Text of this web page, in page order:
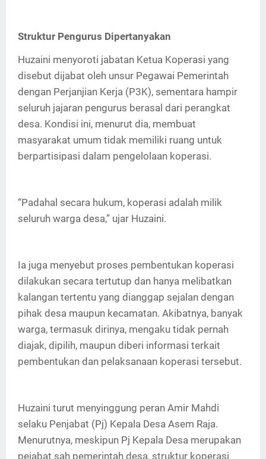
Struktur Pengurus Dipertanyakan
Huzaini menyoroti jabatan Ketua Koperasi yang
disebut dijabat oleh unsur Pegawai Pemerintah
dengan Perjanjian Kerja (P3K), sementara hampir
seluruh jajaran pengurus berasal dari perangkat
desa. Kondisi ini, menurut dia, membuat
masyarakat umum tidak memiliki ruang untuk
berpartisipasi dalam pengelolaan koperasi.
“Padahal secara hukum, koperasi adalah milik
seluruh warga desa,” ujar Huzaini.
Ia juga menyebut proses pembentukan koperasi
dilakukan secara tertutup dan hanya melibatkan
kalangan tertentu yang dianggap sejalan dengan
pihak desa maupun kecamatan. Akibatnya, banyak
warga, termasuk dirinya, mengaku tidak pernah
diajak, dipilih, maupun diberi informasi terkait
pembentukan dan pelaksanaan koperasi tersebut.
Huzaini turut menyinggung peran Amir Mahdi
selaku Penjabat (Pj) Kepala Desa Asem Raja.
Menurutnya, meskipun Pj Kepala Desa merupakan
pejabat sah pemerintah desa, struktur koperasi